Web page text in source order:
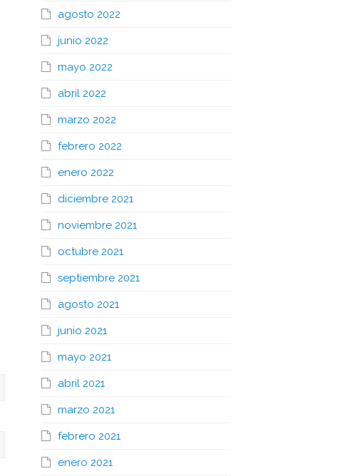
agosto 2022
junio 2022
mayo 2022
abril 2022
marzo 2022
febrero 2022
enero 2022
diciembre 2021
noviembre 2021
octubre 2021
septiembre 2021
agosto 2021
junio 2021
mayo 2021
abril 2021
marzo 2021
febrero 2021
enero 2021